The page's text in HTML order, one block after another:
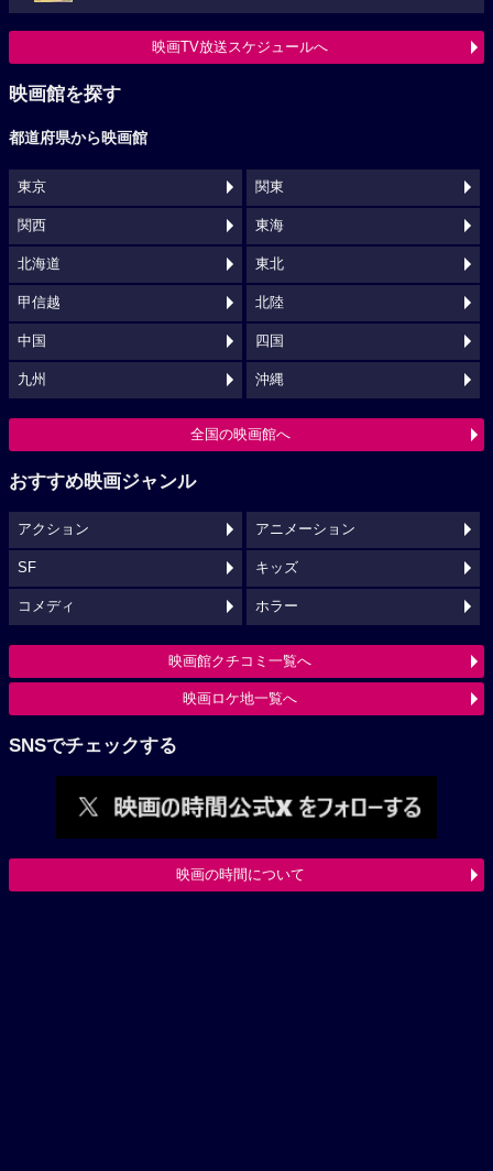
映画TV放送スケジュールへ
映画館を探す
都道府県から映画館
東京 関東
関西 東海
北海道 東北
甲信越 北陸
中国 四国
九州 沖縄
全国の映画館へ
おすすめ映画ジャンル
アクション アニメーション
SF キッズ
コメディ ホラー
映画館クチコミ一覧へ
映画ロケ地一覧へ
SNSでチェックする
映画の時間について